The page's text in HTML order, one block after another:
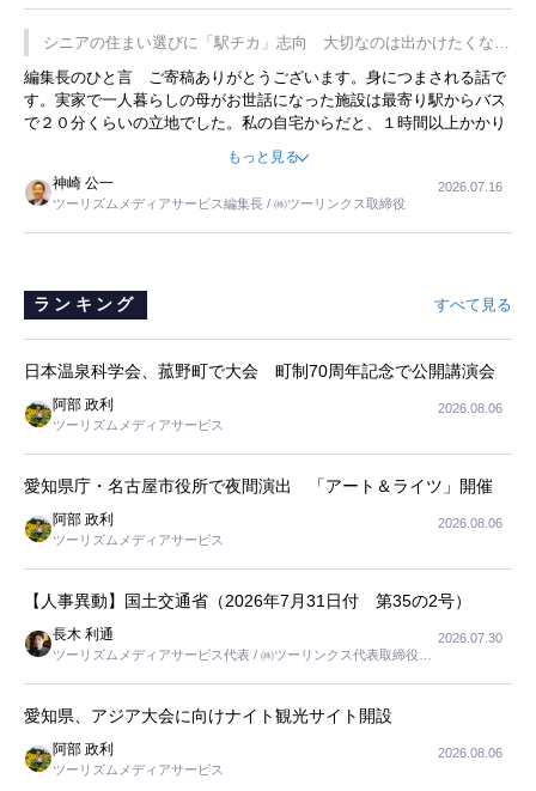
プレミアムヨーグルトを販売するにあたり、社内に懸念もあったそう
です。永井社長は、駐車場に都内ナンバーの高級外車が停まっている
ことに目をつけ、高級商品でも売れると確信したそうです。今回の記
事を懐かしく読みました。
シニアの住まい選びに「駅チカ」志向 大切なのは出かけたくなる
暮らし
編集長のひと言 ご寄稿ありがとうございます。身につまされる話で
す。実家で一人暮らしの母がお世話になった施設は最寄り駅からバス
で２０分くらいの立地でした。私の自宅からだと、１時間以上かかり
すが、私と妹にとっては、半日仕事ででした。シニアの住まい選び
は、当人だけではなく、世話をする家族の足の便も考えない外池ない
と思いました。
もっと見る
神崎 公一
ツーリズムメディアサービス編集長 / ㈱ツーリンクス取締役
2026.07.16
ランキング すべて見る
日本温泉科学会、菰野町で大会 町制70周年記念で公開講演会
阿部 政利
ツーリズムメディアサービス
2026.08.06
愛知県庁・名古屋市役所で夜間演出 「アート＆ライツ」開催
阿部 政利
ツーリズムメディアサービス
2026.08.06
【人事異動】国土交通省（2026年7月31日付 第35の2号）
長木 利通
ツーリズムメディアサービス代表 / ㈱ツーリンクス代表取締役社
2026.07.30
愛知県、アジア大会に向けナイト観光サイト開設
阿部 政利
ツーリズムメディアサービス
2026.08.06